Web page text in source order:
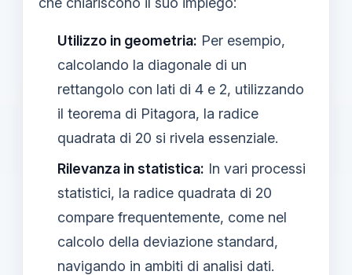
Utilizzo in geometria: Per esempio,
calcolando la diagonale di un
rettangolo con lati di 4 e 2, utilizzando
il teorema di Pitagora, la radice
quadrata di 20 si rivela essenziale.
Rilevanza in statistica: In vari processi
statistici, la radice quadrata di 20
compare frequentemente, come nel
calcolo della deviazione standard,
navigando in ambiti di analisi dati.